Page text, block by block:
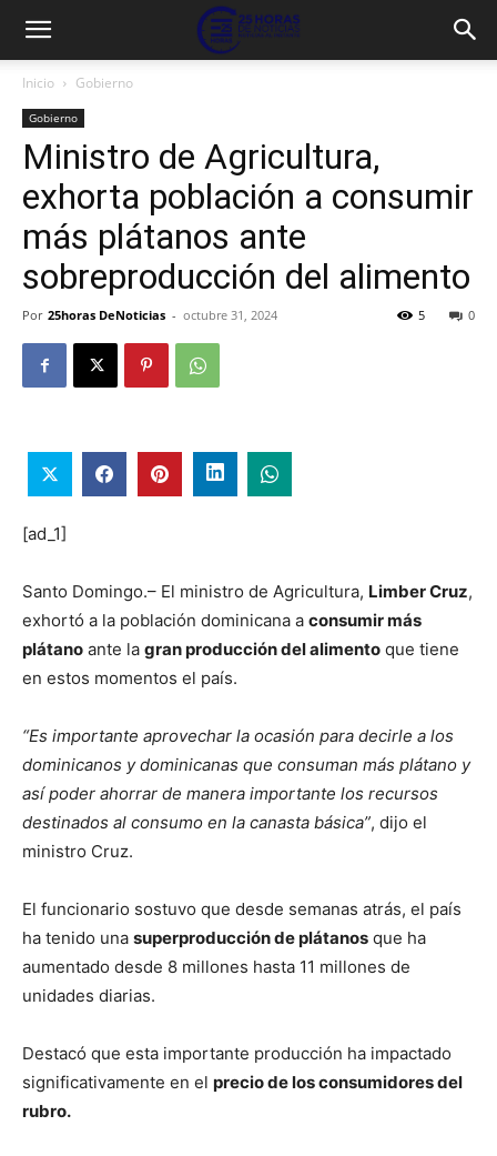
Inicio Gobierno
Gobierno
Ministro de Agricultura,
exhorta población a consumir
más plátanos ante
sobreproducción del alimento
Por 25horas DeNoticias - octubre 31, 2024 0
5
[ad_1]
Santo Domingo.– El ministro de Agricultura, Limber Cruz,
exhortó a la población dominicana a consumir más
plátano ante la gran producción del alimento que tiene
en estos momentos el país.
“Es importante aprovechar la ocasión para decirle a los
dominicanos y dominicanas que consuman más plátano y
así poder ahorrar de manera importante los recursos
destinados al consumo en la canasta básica”, dijo el
ministro Cruz.
El funcionario sostuvo que desde semanas atrás, el país
ha tenido una superproducción de plátanos que ha
aumentado desde 8 millones hasta 11 millones de
unidades diarias.
Destacó que esta importante producción ha impactado
significativamente en el precio de los consumidores del
rubro.